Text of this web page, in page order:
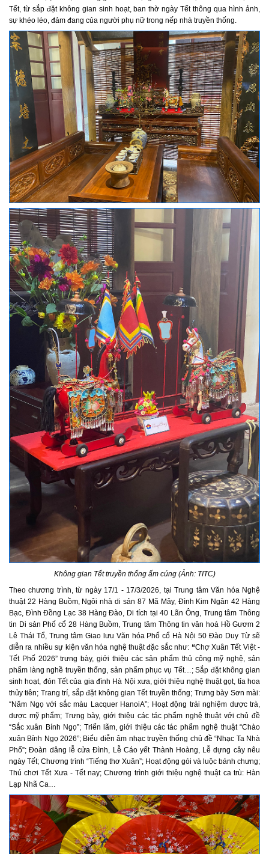
Tết, từ sắp đặt không gian sinh hoạt, ban thờ ngày Tết thông qua hình ảnh,
sự khéo léo, đảm đang của người phụ nữ trong nếp nhà truyền thống.
Không gian Tết truyền thống ấm cúng (Ảnh: TITC)
Theo chương trình, từ ngày 17/1 - 17/3/2026, tại Trung tâm Văn hóa Nghệ
thuật 22 Hàng Buồm, Ngôi nhà di sản 87 Mã Mây, Đình Kim Ngân 42 Hàng
Bạc, Đình Đồng Lạc 38 Hàng Đào, Di tích tại 40 Lãn Ông, Trung tâm Thông
tin Di sản Phố cổ 28 Hàng Buồm, Trung tâm Thông tin văn hoá Hồ Gươm 2
Lê Thái Tổ, Trung tâm Giao lưu Văn hóa Phố cổ Hà Nội50 Đào Duy Từ sẽ
diễn ra nhiều sự kiện văn hóa nghệ thuật đặc sắc như: “Chợ Xuân Tết Việt -
Tết Phố 2026” trưng bày, giới thiệu các sản phẩm thủ công mỹ nghệ, sản
phẩm làng nghề truyền thống, sản phẩm phục vụ Tết…;Sắp đặt không gian
sinh hoạt, đón Tết của gia đình Hà Nội xưa,giới thiệu nghệ thuật gọt, tỉahoa
thủy tiên; Trang trí, sắp đặt không gian Tết truyền thống; Trưng bày Sơn mài:
“Năm Ngọvới sắc màu Lacquer HanoiA”; Hoạt động trải nghiệm dược trà,
dược mỹ phẩm; Trưng bày, giới thiệu các tác phẩm nghệ thuật với chủ đề
“Sắc xuân Bính Ngọ”; Triển lãm, giới thiệu các tác phẩm nghệ thuật “Chào
xuân Bính Ngọ 2026”; Biểu diễn âm nhạc truyền thống chủ đề “Nhạc Ta Nhà
Phố”;Đoàn dâng lễ cửa Đình, Lễ Cáo yết Thành Hoàng, Lễ dựng cây nêu
ngày Tết; Chương trình “Tiếng thơ Xuân”; Hoạt động gói và luộc bánh chưng;
Thú chơi Tết Xưa - Tết nay; Chương trình giới thiệu nghệ thuật ca trù: Hàn
Lạp Nhã Ca…